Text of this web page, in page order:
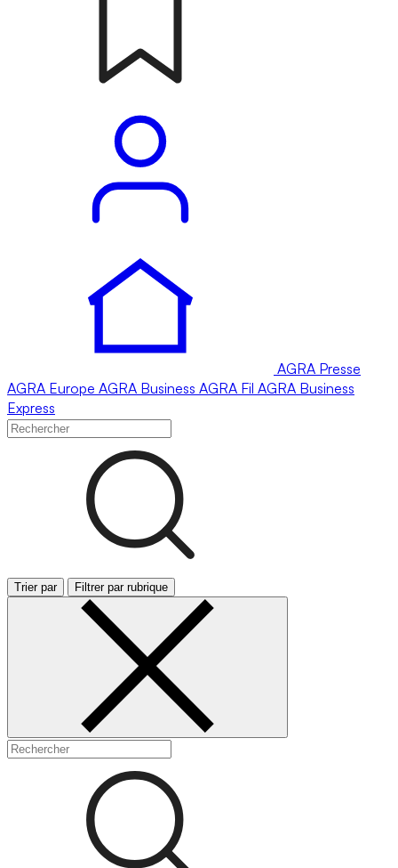
AGRA Presse
AGRA Europe AGRA Business AGRA Fil AGRA Business
Express
Trier par Filtrer par rubrique